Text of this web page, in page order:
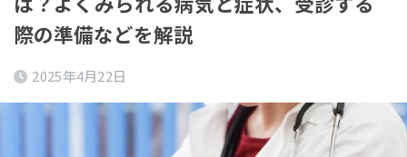
際の準備などを解説
2025年4月22日